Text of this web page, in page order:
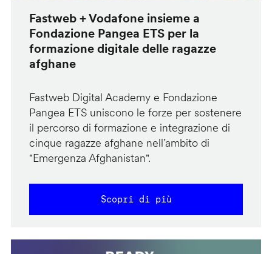
Fastweb + Vodafone insieme a
Fondazione Pangea ETS per la
formazione digitale delle ragazze
afghane
Fastweb Digital Academy e Fondazione
Pangea ETS uniscono le forze per sostenere
il percorso di formazione e integrazione di
cinque ragazze afghane nell’ambito di
"Emergenza Afghanistan".
Scopri di più